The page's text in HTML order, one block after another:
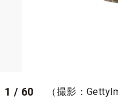
1 / 60 （撮影：